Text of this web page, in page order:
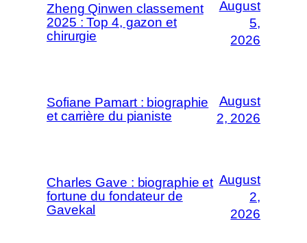
Zheng Qinwen classement
2025 : Top 4, gazon et
chirurgie
August
5,
2026
Sofiane Pamart : biographie
et carrière du pianiste
August
2, 2026
Charles Gave : biographie et
fortune du fondateur de
Gavekal
August
2,
2026